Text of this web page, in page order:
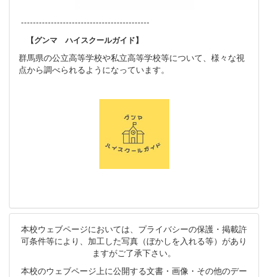
-------------------------------------------
【グンマ ハイスクールガイド】
群馬県の公立高等学校や私立高等学校等について、様々な視
点から調べられるようになっています。
本校ウェブページにおいては、プライバシーの保護・掲載許
可条件等により、加工した写真（ぼかしを入れる等）があり
ますがご了承下さい。
本校のウェブページ上に公開する文書・画像・その他のデー